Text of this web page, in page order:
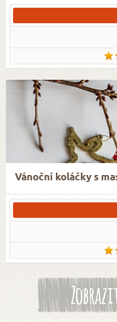
Vánoční koláčky s